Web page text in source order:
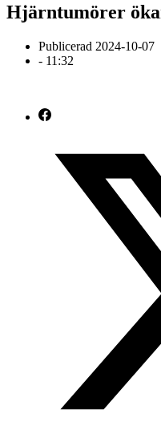
Hjärntumörer
Publicerad 2024-10-07
- 11:32